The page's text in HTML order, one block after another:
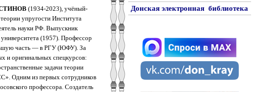
(1934‑2023), учёный-
упругости Института
науки РФ. Выпускник
университета (1957). Профессор
часть — в РГУ (ЮФУ). За
и оригинальных спецкурсов:
задачи теории
Одним из первых сотрудников
профессора. Создатель
Донская электронная библиотека